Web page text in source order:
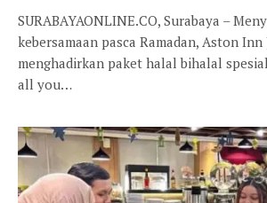
SURABAYAONLINE.CO, Surabaya –
kebersamaan pasca Ramadan, Aston
menghadirkan paket halal bihalal
all you…